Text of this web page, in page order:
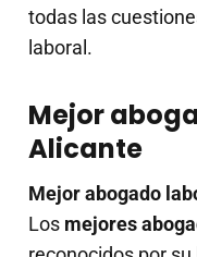
todas las
laboral.
Mejor
Alicante
Mejor abogado
Los mejores